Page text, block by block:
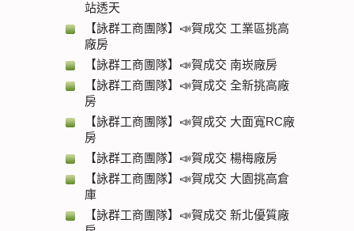
站透天
【詠群工商團隊】📣賀成交 工業區挑高
廠房
【詠群工商團隊】📣賀成交 南崁廠房
【詠群工商團隊】📣賀成交 全新挑高廠
房
【詠群工商團隊】📣賀成交 大面寬RC廠
房
【詠群工商團隊】📣賀成交 楊梅廠房
【詠群工商團隊】📣賀成交 大園挑高倉
庫
【詠群工商團隊】📣賀成交 新北優質廠